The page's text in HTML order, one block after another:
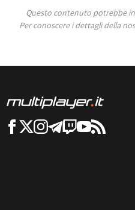
Questo contenuto potrebbe
Per conoscere i dettagli della